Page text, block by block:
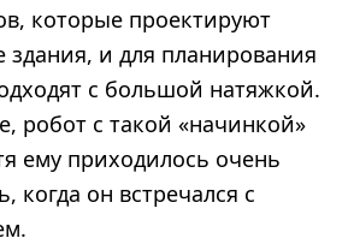
которые проектируют
и для планирования
с большой натяжкой.
робот с такой «начинкой»
ему приходилось очень
когда он встречался с